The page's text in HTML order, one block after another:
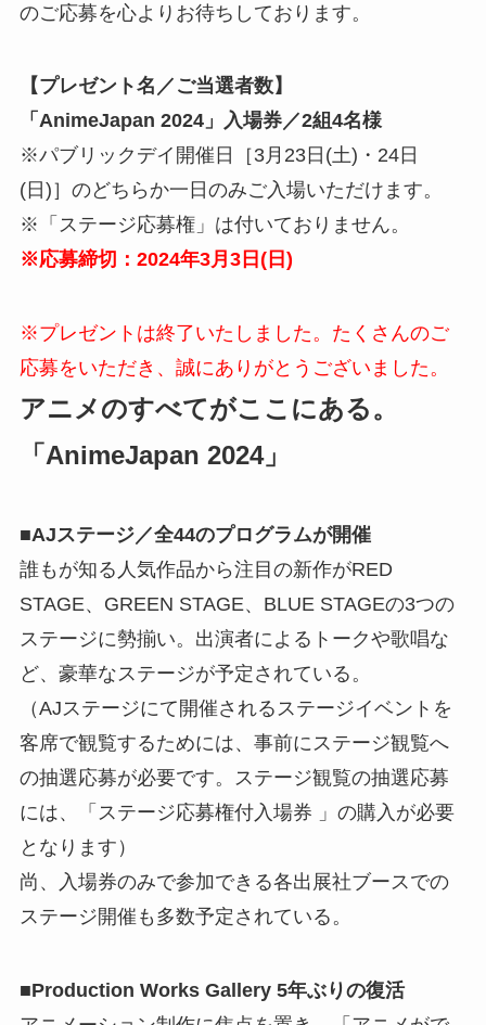
のご応募を心よりお待ちしております。
【プレゼント名／ご当選者数】
「AnimeJapan 2024」入場券／2組4名様
※パブリックデイ開催日［3月23日(土)・24日
(日)］のどちらか一日のみご入場いただけます。
※「ステージ応募権」は付いておりません。
※応募締切：2024年3月3日(日)
※プレゼントは終了いたしました。たくさんのご
応募をいただき、誠にありがとうございました。
アニメのすべてがここにある。
「AnimeJapan 2024」
■AJステージ／全44のプログラムが開催
誰もが知る人気作品から注目の新作がRED
STAGE、GREEN STAGE、BLUE STAGEの3つの
ステージに勢揃い。出演者によるトークや歌唱な
ど、豪華なステージが予定されている。
（AJステージにて開催されるステージイベントを
客席で観覧するためには、事前にステージ観覧へ
の抽選応募が必要です。ステージ観覧の抽選応募
には、「ステージ応募権付入場券 」の購入が必要
となります）
尚、入場券のみで参加できる各出展社ブースでの
ステージ開催も多数予定されている。
■Production Works Gallery 5年ぶりの復活